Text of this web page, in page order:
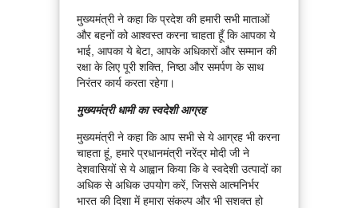
मुख्यमंत्री ने कहा कि प्रदेश की हमारी सभी माताओं
और बहनों को आश्वस्त करना चाहता हूँ कि आपका ये
भाई, आपका ये बेटा, आपके अधिकारों और सम्मान की
रक्षा के लिए पूरी शक्ति, निष्ठा और समर्पण के साथ
निरंतर कार्य करता रहेगा।
मुख्यमंत्री धामी का स्वदेशी आग्रह
मुख्यमंत्री ने कहा कि आप सभी से ये आग्रह भी करना
चाहता हूं, हमारे प्रधानमंत्री नरेंद्र मोदी जी ने
देशवासियों से ये आह्वान किया कि वे स्वदेशी उत्पादों का
अधिक से अधिक उपयोग करें, जिससे आत्मनिर्भर
भारत की दिशा में हमारा संकल्प और भी सशक्त हो